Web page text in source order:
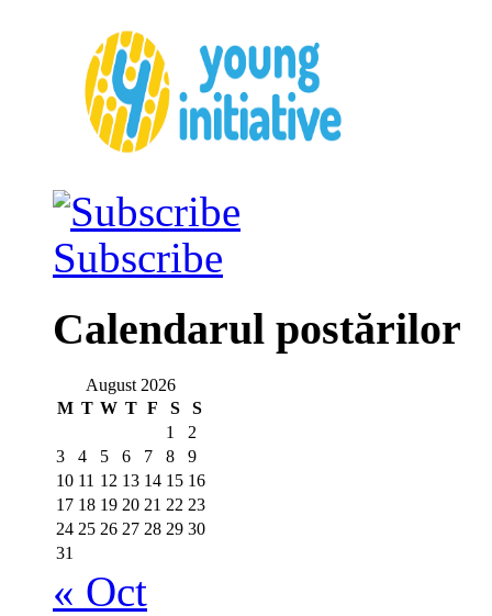
Subscribe
Calendarul postărilor
August 2026
M T W T F S
S
1
2
3
4 5 6 7 8
9
10 11 12 13 14 15 16
17 18 19 20 21 22 23
24 25 26 27 28 29 30
31
« Oct